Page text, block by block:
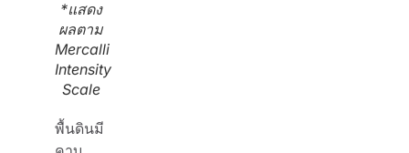
*แสดง
ผลตาม
Mercalli
Intensity
Scale
พื้นดินมี